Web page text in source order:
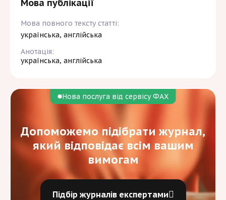
Мова публікації
Мова повного тексту статті:
українська, англійська
Анотація:
українська, англійська
Нова послуга від сервісу ФАХ
Допоможемо підібрати журнал,
який відповідає всім вашим
вимогам
Підбір журналів експертами